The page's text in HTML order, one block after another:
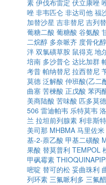
素 伊伐布雷定 伏立康唑
唑 非韦匹仑 非达司他 福
加替沙星 吉非替尼 吉列
葡糖二酸 葡糖酸 谷氨酸
二烷醇 多奈哌齐 度骨化醇
泮 双氯磺草胺 鼠得克 地
培南 多沙普仑 达比加群
考昔 帕纳替尼 拉西替尼
莫德 泛解酸 仲班酸(乙二
曲塞 苦楝酸 正戊酸 苯丙
美商陆酸 苦味酸 匹多莫德
506 雷迪帕韦 乐特莫韦
兰 拉坦前列腺素 利非斯特
美司那 MHBMA 马里佐米
基-2-萘乙酸 甲基二磺酸
果酸 替莫普利 TEMPOL
甲砜霉素
嘧啶 替可的松 妥曲珠利
列环素 三氟哌利多 三氟